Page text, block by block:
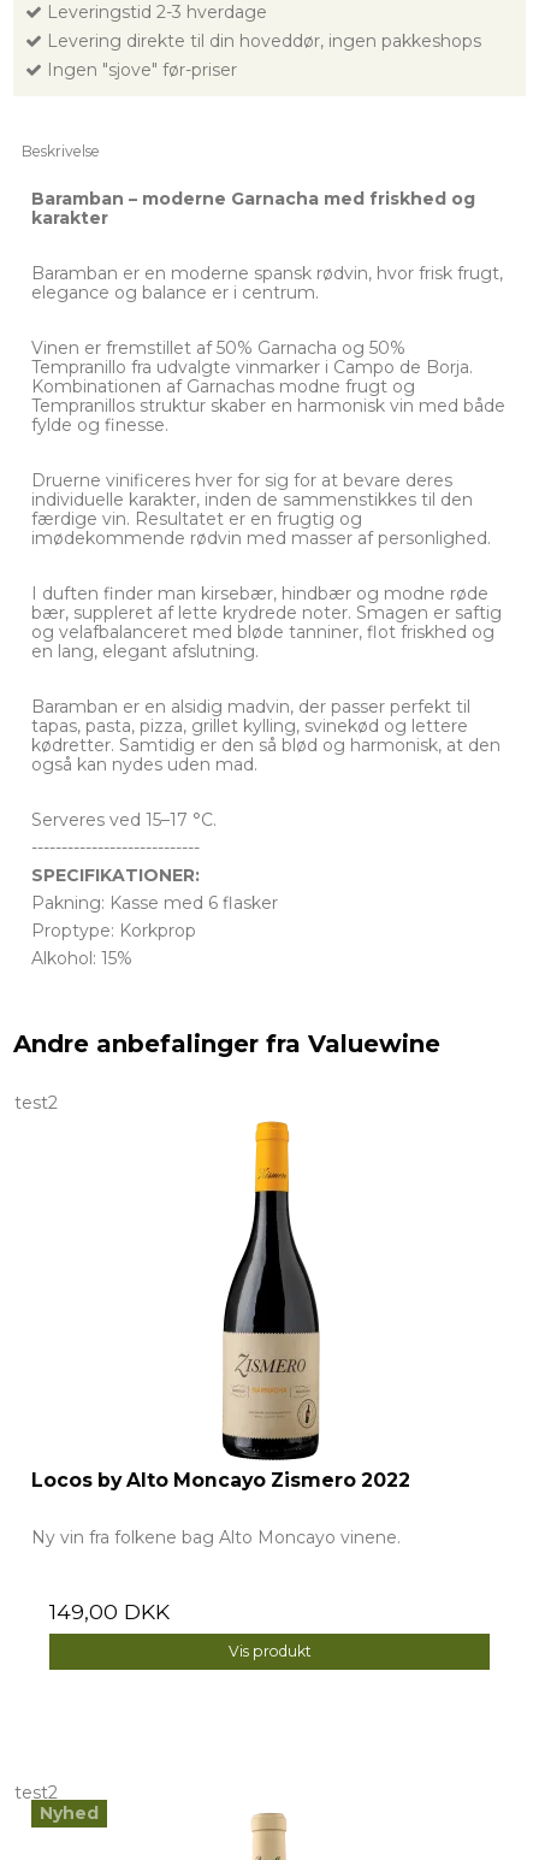
Leveringstid 2-3 hverdage
Levering direkte til din hoveddør, ingen pakkeshops
Ingen "sjove" før-priser
Beskrivelse
Baramban – moderne Garnacha med friskhed og
karakter
Baramban er en moderne spansk rødvin, hvor frisk frugt,
elegance og balance er i centrum.
Vinen er fremstillet af 50% Garnacha og 50%
Tempranillo fra udvalgte vinmarker i Campo de Borja.
Kombinationen af Garnachas modne frugt og
Tempranillos struktur skaber en harmonisk vin med både
fylde og finesse.
Druerne vinificeres hver for sig for at bevare deres
individuelle karakter, inden de sammenstikkes til den
færdige vin. Resultatet er en frugtig og
imødekommende rødvin med masser af personlighed.
I duften finder man kirsebær, hindbær og modne røde
bær, suppleret af lette krydrede noter. Smagen er saftig
og velafbalanceret med bløde tanniner, flot friskhed og
en lang, elegant afslutning.
Baramban er en alsidig madvin, der passer perfekt til
tapas, pasta, pizza, grillet kylling, svinekød og lettere
kødretter. Samtidig er den så blød og harmonisk, at den
også kan nydes uden mad.
Serveres ved 15–17 °C.
----------------------------
SPECIFIKATIONER:
Pakning: Kasse med 6 flasker
Proptype: Korkprop
Alkohol: 15%
Andre anbefalinger fra Valuewine
test2
Locos by Alto Moncayo Zismero 2022
Ny vin fra folkene bag Alto Moncayo vinene.
149,00 DKK
Vis produkt
Nyhed
test2